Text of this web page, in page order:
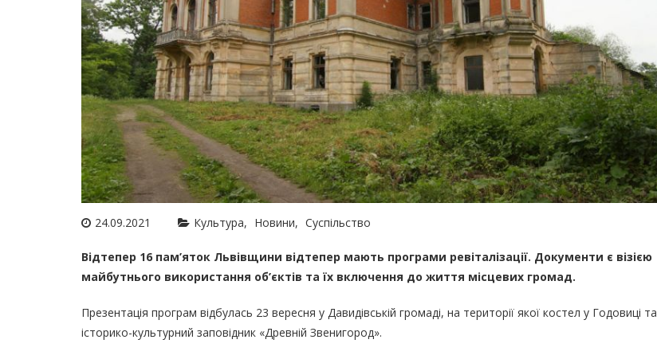
24.09.2021 Культура Новини Суспільство
Відтепер 16 пам’яток Львівщини відтепер мають програми ревіталізації. Документи є візією
майбутнього використання об’єктів та їх включення до життя місцевих громад.
Презентація програм відбулась 23 вересня у Давидівській громаді, на території якої костел у Годовиці та
історико-культурний заповідник «Древній Звенигород».